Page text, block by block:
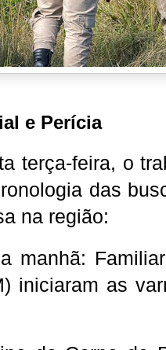
e Perícia
terça-feira, o
das
na região:
manhã:
iniciaram as